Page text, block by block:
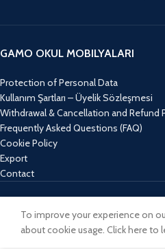
GAMO OKUL MOBILYALARI
Protection of Personal Data
Kullanım Şartları – Üyelik Sözleşmesi
Withdrawal & Cancellation and Refund
Frequently Asked Questions (FAQ)
Cookie Policy
Export
Contact
To improve your experience on
about cookie usage. Click here